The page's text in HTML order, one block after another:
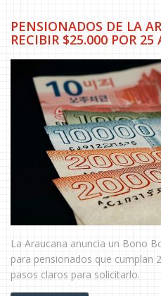
PENSIONADOS DE LA
RECIBIR $25.000 POR
La Araucana anuncia un Bono
para pensionados que cumplan
pasos claros para solicitarlo.